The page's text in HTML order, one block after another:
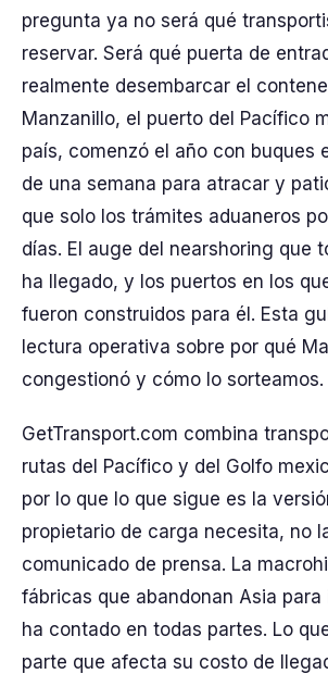
pregunta ya no será qué
reservar. Será qué puerta de
realmente desembarcar el
Manzanillo, el puerto del Pacífico
país, comenzó el año con buques
de una semana para atracar y
que solo los trámites aduaneros
días. El auge del nearshoring que
ha llegado, y los puertos en los
fueron construidos para él. Esta
lectura operativa sobre por qué
congestionó y cómo lo sorteamos.
GetTransport.com combina
rutas del Pacífico y del Golfo
por lo que lo que sigue es la
propietario de carga necesita, no
comunicado de prensa. La
fábricas que abandonan Asia para
ha contado en todas partes. Lo
parte que afecta su costo de